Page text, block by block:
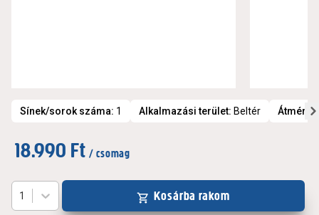
Sínek/sorok száma: 1 Alkalmazási terület: Beltér Átmérő:
18.990 Ft / csomag
1 Kosárba rakom